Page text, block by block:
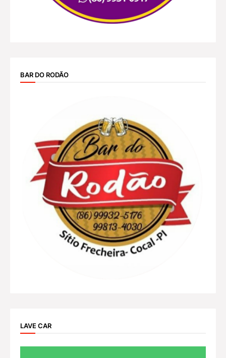
BAR DO RODÃO
LAVE CAR